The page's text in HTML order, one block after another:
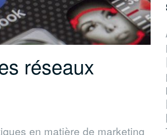
réseaux
en matière de marketing